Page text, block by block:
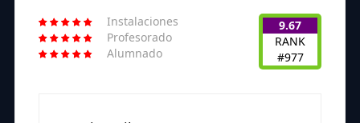
Instalaciones
Profesorado
Alumnado
9.67
RANK
#977